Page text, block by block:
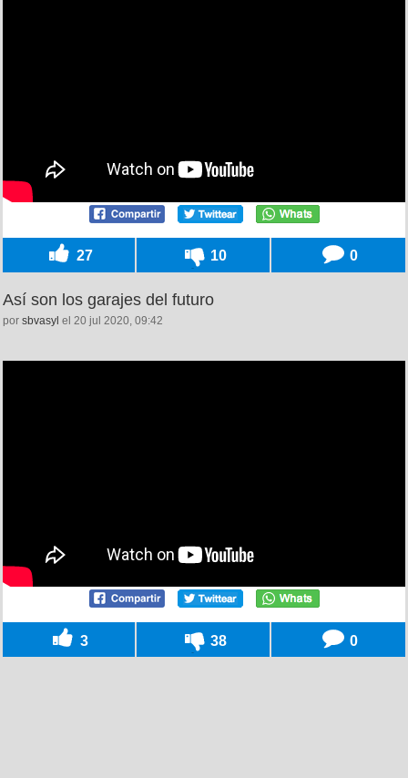
27 10 0
Así son los garajes del futuro
por sbvasyl el 20 jul 2020, 09:42
3 38 0